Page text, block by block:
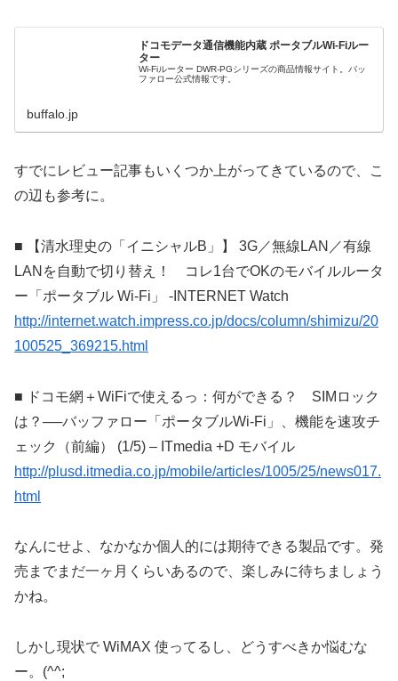
ドコモデータ通信機能内蔵 ポータブルWi-Fiルー
ター
Wi-Fiルーター DWR-PGシリーズの商品情報サイト。バッ
ファロー公式情報です。
buffalo.jp
すでにレビュー記事もいくつか上がってきているので、こ
の辺も参考に。
■ 【清水理史の「イニシャルB」】 3G／無線LAN／有線
LANを自動で切り替え！ コレ1台でOKのモバイルルータ
ー「ポータブル Wi-Fi」 -INTERNET Watch
http://internet.watch.impress.co.jp/docs/column/shimizu/20
100525_369215.html
■ ドコモ網＋WiFiで使えるっ：何ができる？ SIMロック
は？──バッファロー「ポータブルWi-Fi」、機能を速攻チ
ェック（前編） (1/5) – ITmedia +D モバイル
http://plusd.itmedia.co.jp/mobile/articles/1005/25/news017.
html
なんにせよ、なかなか個人的には期待できる製品です。発
売までまだ一ヶ月くらいあるので、楽しみに待ちましょう
かね。
しかし現状で WiMAX 使ってるし、どうすべきか悩むな
ー。(^^;